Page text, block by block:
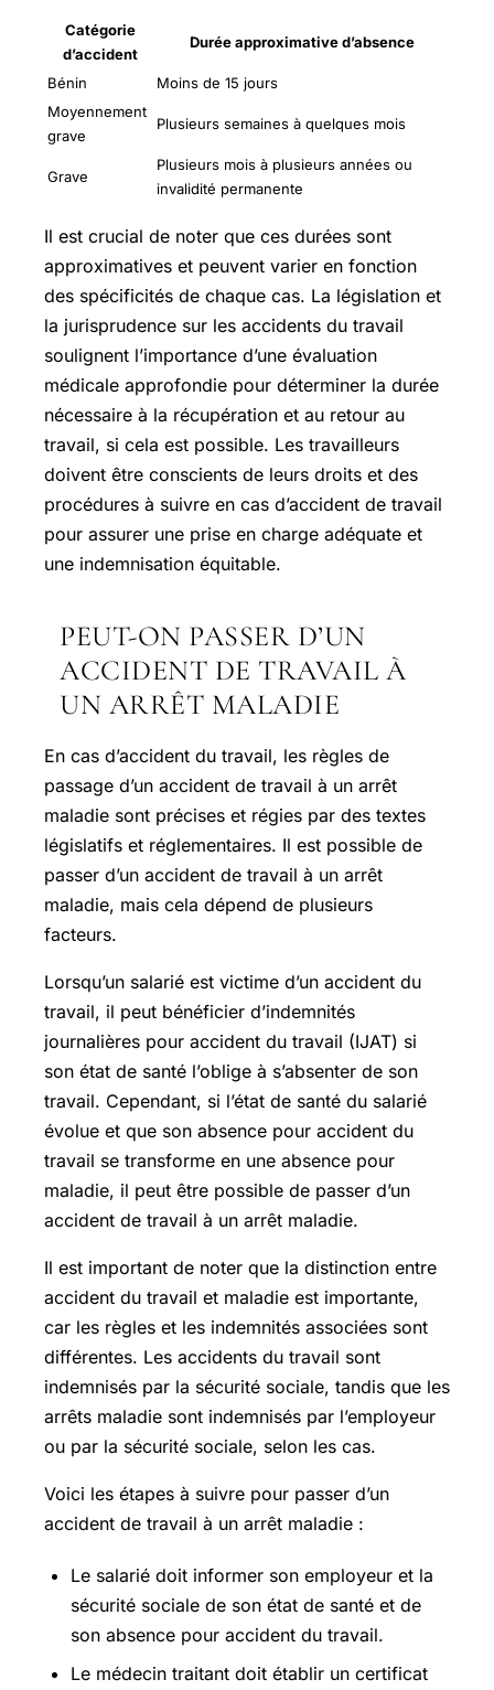
Catégorie
d’accident
Durée approximative d’absence
Bénin
Moins de 15 jours
Moyennement
grave
Plusieurs semaines à quelques mois
Grave
Plusieurs mois à plusieurs années ou
invalidité permanente
Il est crucial de noter que ces durées sont
approximatives et peuvent varier en fonction
des spécificités de chaque cas. La législation et
la jurisprudence sur les accidents du travail
soulignent l’importance d’une évaluation
médicale approfondie pour déterminer la durée
nécessaire à la récupération et au retour au
travail, si cela est possible. Les travailleurs
doivent être conscients de leurs droits et des
procédures à suivre en cas d’accident de travail
pour assurer une prise en charge adéquate et
une indemnisation équitable.
PEUT-ON PASSER D’UN
ACCIDENT DE TRAVAIL À
UN ARRÊT MALADIE
En cas d’accident du travail, les règles de
passage d’un accident de travail à un arrêt
maladie sont précises et régies par des textes
législatifs et réglementaires. Il est possible de
passer d’un accident de travail à un arrêt
maladie, mais cela dépend de plusieurs
facteurs.
Lorsqu’un salarié est victime d’un accident du
travail, il peut bénéficier d’indemnités
journalières pour accident du travail (IJAT) si
son état de santé l’oblige à s’absenter de son
travail. Cependant, si l’état de santé du salarié
évolue et que son absence pour accident du
travail se transforme en une absence pour
maladie, il peut être possible de passer d’un
accident de travail à un arrêt maladie.
Il est important de noter que la distinction entre
accident du travail et maladie est importante,
car les règles et les indemnités associées sont
différentes. Les accidents du travail sont
indemnisés par la sécurité sociale, tandis que les
arrêts maladie sont indemnisés par l’employeur
ou par la sécurité sociale, selon les cas.
Voici les étapes à suivre pour passer d’un
accident de travail à un arrêt maladie :
Le salarié doit informer son employeur et la
sécurité sociale de son état de santé et de
son absence pour accident du travail.
Le médecin traitant doit établir un certificat